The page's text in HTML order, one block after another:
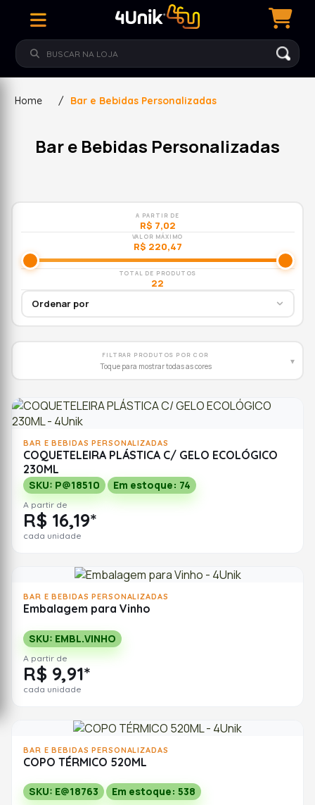
Home / Bar e Bebidas Personalizadas
Bar e Bebidas Personalizadas
A PARTIR DE
R$ 7,02
VALOR MÁXIMO
R$ 220,47
TOTAL DE PRODUTOS
22
FILTRAR PRODUTOS POR COR
Toque para mostrar todas as cores ▾
BAR E BEBIDAS PERSONALIZADAS
COQUETELEIRA PLÁSTICA C/ GELO ECOLÓGICO
230ML
SKU: P@18510 Em estoque: 74
A partir de
R$ 16,19*
cada unidade
BAR E BEBIDAS PERSONALIZADAS
Embalagem para Vinho
SKU: EMBL.VINHO
A partir de
R$ 9,91*
cada unidade
BAR E BEBIDAS PERSONALIZADAS
COPO TÉRMICO 520ML
SKU: E@18763 Em estoque: 538